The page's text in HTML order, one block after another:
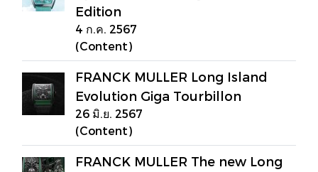
Edition
4 ก.ค. 2567
(Content)
FRANCK MULLER Long Island
Evolution Giga Tourbillon
26 มิ.ย. 2567
(Content)
FRANCK MULLER The new Long